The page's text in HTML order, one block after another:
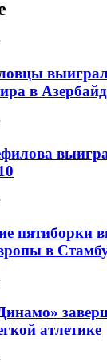
в
пятиборки
в
атлетике